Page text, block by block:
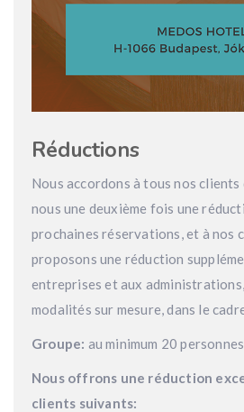
Réductions
Nous accordons à tous nos
nous une deuxième fois une
prochaines réservations, et à nos
proposons une réduction
entreprises et aux
modalités sur mesure, dans le
Groupe: au minimum 20
Nous offrons une réduction
clients suivants: